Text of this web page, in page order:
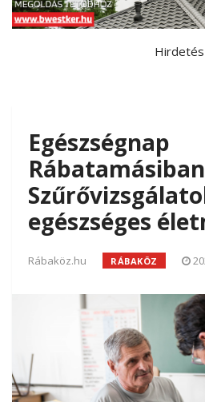
Hirdetés
Egészségnap
egészséges
Rábaköz.hu RÁBAKÖZ